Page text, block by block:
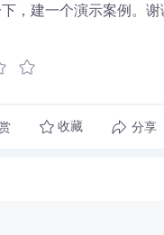
，建一个演示案例。谢
收藏 分享